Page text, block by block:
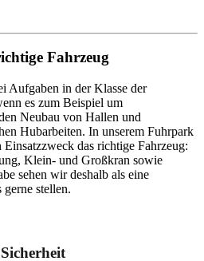
Fahrzeug
Aufgaben in der Klasse der
es zum Beispiel um
Neubau von Hallen und
Hubarbeiten. In unserem Fuhrpark
das richtige Fahrzeug:
Klein- und Großkran sowie
sehen wir deshalb als eine
stellen.